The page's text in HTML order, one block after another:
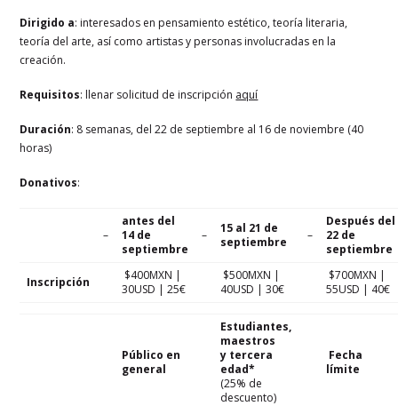
Dirigido a: interesados en pensamiento estético, teoría literaria,
teoría del arte, así como artistas y personas involucradas en la
creación.
Requisitos: llenar solicitud de inscripción aquí
Duración: 8 semanas, del 22 de septiembre al 16 de noviembre (40
horas)
Donativos:
–
antes del
14 de
septiembre
–
15 al 21 de
septiembre
–
Después del
22 de
septiembre
Inscripción
$400MXN |
30USD | 25€
$500MXN |
40USD | 30€
$700MXN |
55USD | 40€
Público en
general
Estudiantes,
maestros
y tercera
edad*
(25% de
descuento)
Fecha
límite